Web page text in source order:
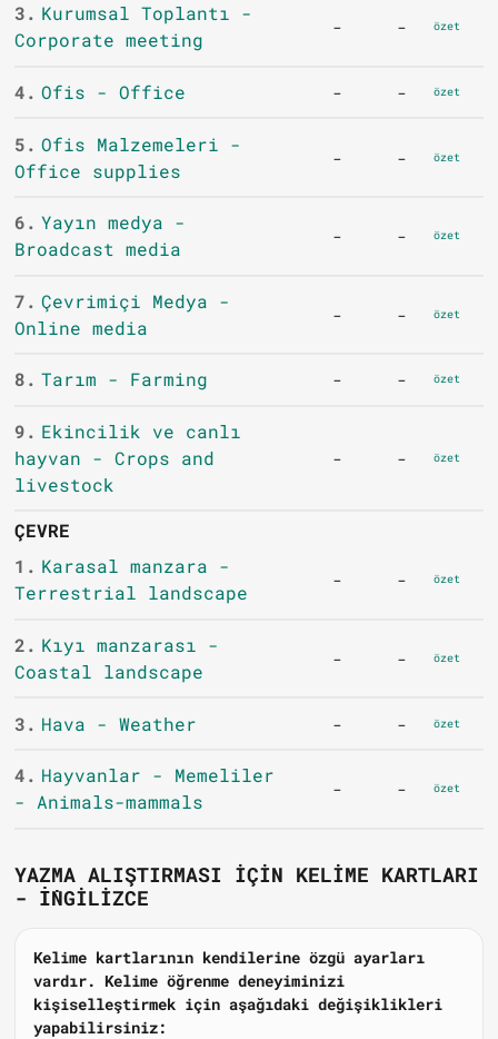
3. Kurumsal Toplantı -
Corporate meeting
- - özet
4. Ofis - Office - - özet
5. Ofis Malzemeleri -
Office supplies
- - özet
6. Yayın medya -
Broadcast media
- - özet
7. Çevrimiçi Medya -
Online media
- - özet
8. Tarım - Farming - - özet
9. Ekincilik ve canlı
hayvan - Crops and
livestock
- - özet
ÇEVRE
1. Karasal manzara -
Terrestrial landscape
- - özet
2. Kıyı manzarası -
Coastal landscape
- - özet
3. Hava - Weather - - özet
4. Hayvanlar - Memeliler
- Animals-mammals
- - özet
YAZMA ALIŞTIRMASI IÇIN KELIME KARTLARI
- İNGILIZCE
Kelime kartlarının kendilerine özgü ayarları
vardır. Kelime öğrenme deneyiminizi
kişiselleştirmek için aşağıdaki değişiklikleri
yapabilirsiniz: